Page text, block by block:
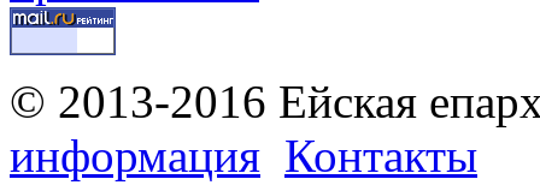
© 2013-2016 Ейская
информация Контакты